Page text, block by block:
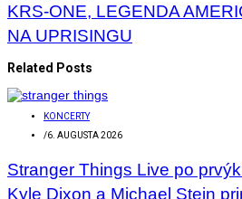
KRS-ONE, LEGENDA
NA UPRISINGU
Related Posts
KONCERTY
/6. AUGUSTA 2026
Stranger Things Live po
Kyle Dixon a Michael Stein